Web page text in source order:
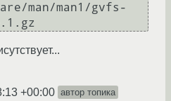
man/man1/gvfs-
+00:00 автор топика